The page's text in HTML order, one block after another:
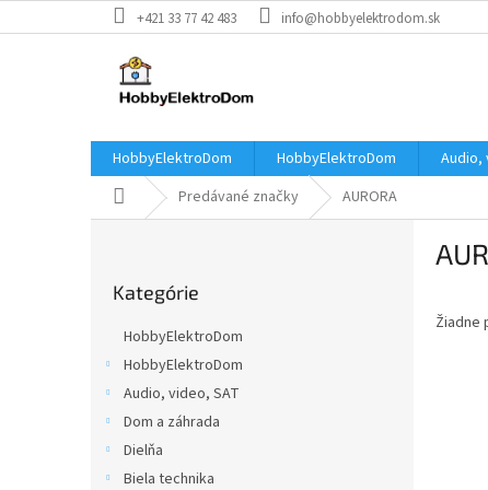
na
+421 33 77 42 483 info@hobbyelektrodom.sk
HobbyElektroDom HobbyElektroDom Audio,
DomovPredávané značky AURORA
kategórie
Kategórie
HobbyElektroDom
HobbyElektroDom
Audio, video, SAT
Dom a záhrada
Dielňa
Biela technika
Žiadne